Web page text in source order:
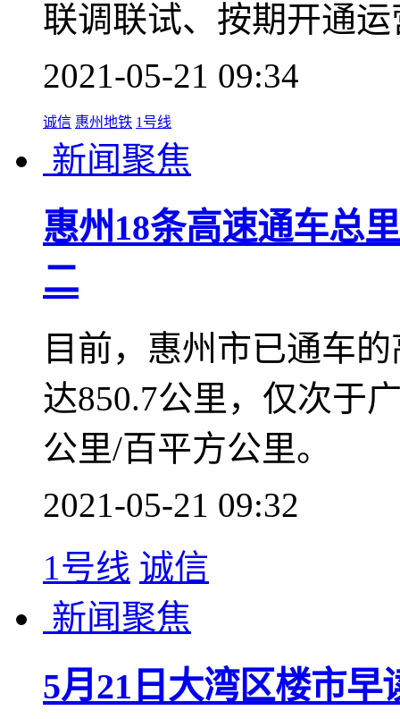
赣深高铁完成惠州境
营
赣深高铁惠州段已完
联调联试、按期开通
2021-05-21 09:34
新闻聚焦
惠州18条高速通车总
二
达850.7公里，仅次于